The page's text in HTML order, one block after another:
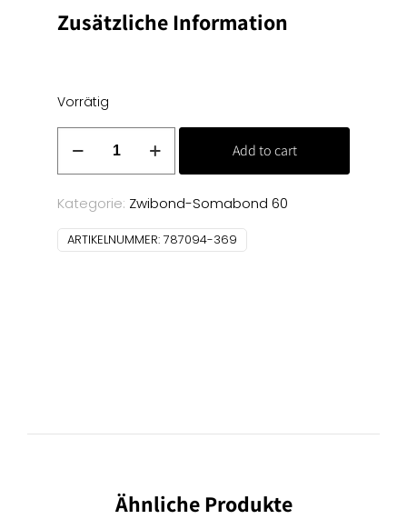
Zusätzliche Information
Vorrätig
50
m
(369)
Menge
Add to cart
Kategorie: Zwibond-Somabond 60
ARTIKELNUMMER: 787094-369
Ähnliche Produkte